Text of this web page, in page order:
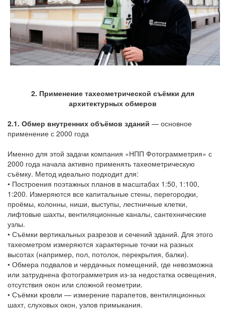
2. Применение тахеометрической съёмки для
архитектурных обмеров
2.1. Обмер внутренних объёмов зданий — основное
применение с 2000 года
Именно для этой задачи компания «НПП Фотограмметрия» с
2000 года начала активно применять тахеометрическую
съёмку. Метод идеально подходит для:
• Построения поэтажных планов в масштабах 1:50, 1:100,
1:200. Измеряются все капитальные стены, перегородки,
проёмы, колонны, ниши, выступы, лестничные клетки,
лифтовые шахты, вентиляционные каналы, сантехнические
узлы.
• Съёмки вертикальных разрезов и сечений зданий. Для этого
тахеометром измеряются характерные точки на разных
высотах (например, пол, потолок, перекрытия, балки).
• Обмера подвалов и чердачных помещений, где невозможна
или затруднена фотограмметрия из-за недостатка освещения,
отсутствия окон или сложной геометрии.
• Съёмки кровли — измерение парапетов, вентиляционных
шахт, слуховых окон, узлов примыкания.